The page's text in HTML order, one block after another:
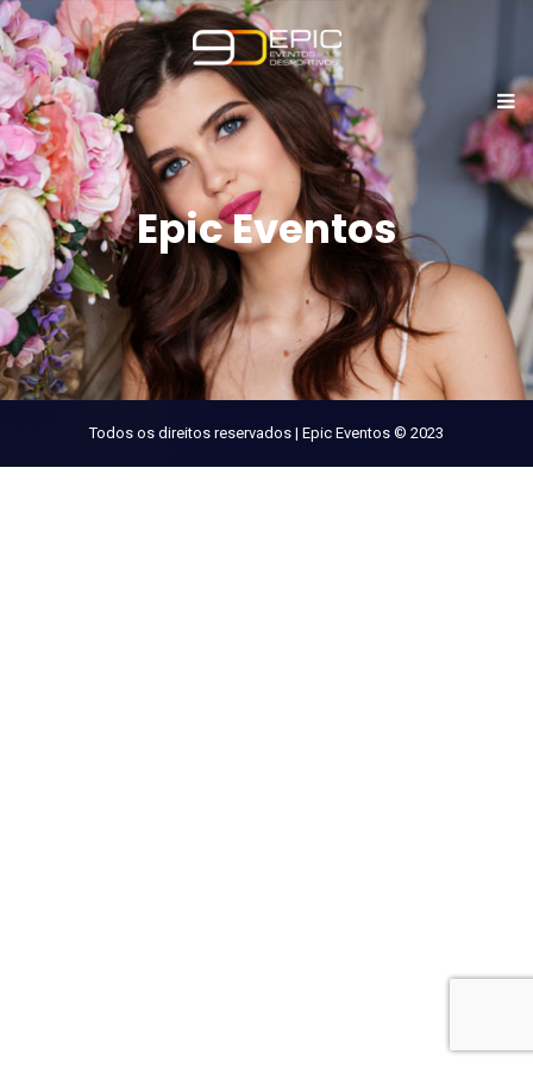
Epic Eventos
Todos os direitos reservados | Epic Eventos © 2023